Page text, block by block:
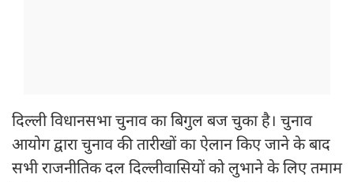
दिल्ली विधानसभा चुनाव का बिगुल बज चुका है। चुनाव
आयोग द्वारा चुनाव की तारीखों का ऐलान किए जाने के बाद
सभी राजनीतिक दल दिल्लीवासियों को लुभाने के लिए तमाम